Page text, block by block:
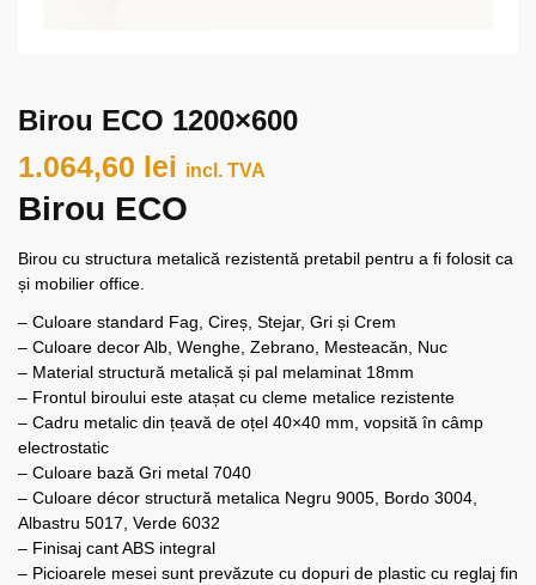
Birou ECO 1200×600
1.064,60 lei incl. TVA
Birou ECO
Birou cu structura metalică rezistentă pretabil pentru a fi folosit ca
și mobilier office.
– Culoare standard Fag, Cireș, Stejar, Gri și Crem
– Culoare decor Alb, Wenghe, Zebrano, Mesteacăn, Nuc
– Material structură metalică și pal melaminat 18mm
– Frontul biroului este atașat cu cleme metalice rezistente
– Cadru metalic din țeavă de oțel 40×40 mm, vopsită în câmp
electrostatic
– Culoare bază Gri metal 7040
– Culoare décor structură metalica Negru 9005, Bordo 3004,
Albastru 5017, Verde 6032
– Finisaj cant ABS integral
– Picioarele mesei sunt prevăzute cu dopuri de plastic cu reglaj fin